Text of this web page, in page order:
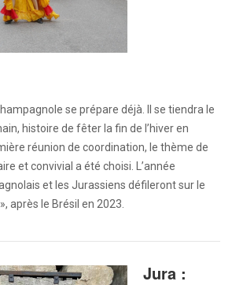
se prépare déjà. Il se tiendra le
histoire de fêter la fin de l’hiver en
réunion de coordination, le thème de
et convivial a été choisi. L’année
et les Jurassiens défileront sur le
après le Brésil en 2023.
Jura :